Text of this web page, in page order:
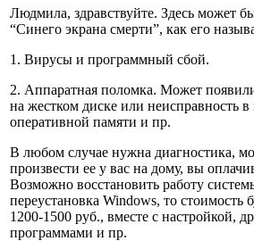
Людмила, здравствуйте. Здесь может
“Синего экрана смерти”, как его
1. Вирусы и программный сбой.
2. Аппаратная поломка. Может
на жестком диске или неисправность в
оперативной памяти и пр.
В любом случае нужна диагностика,
произвести ее у вас на дому, вы
Возможно восстановить работу
переустановка Windows, то стоимость
1200-1500 руб., вместе с настройкой,
программами и пр.